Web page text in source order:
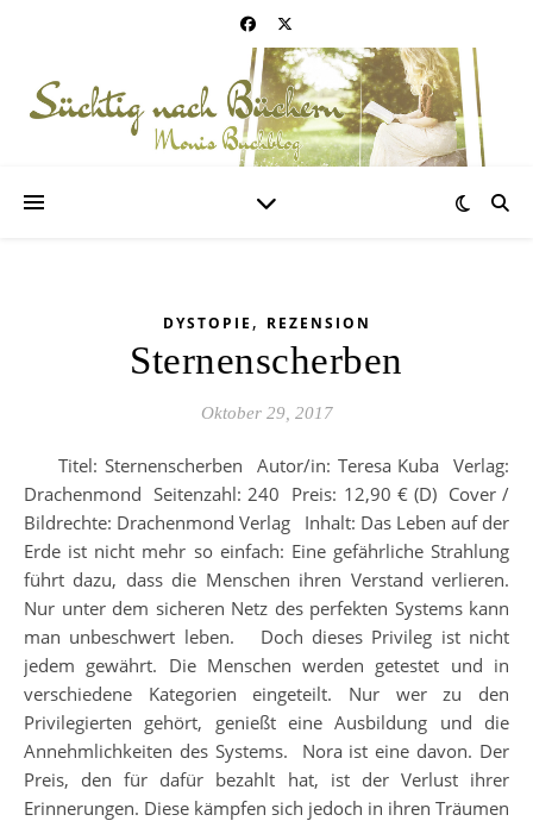
DYSTOPIE , REZENSION
Sternenscherben
Oktober 29, 2017
Titel: Sternenscherben Autor/in: Teresa Kuba Verlag:
Drachenmond Seitenzahl: 240 Preis: 12,90 € (D) Cover /
Bildrechte: Drachenmond Verlag Inhalt: Das Leben auf der
Erde ist nicht mehr so einfach: Eine gefährliche Strahlung
führt dazu, dass die Menschen ihren Verstand verlieren.
Nur unter dem sicheren Netz des perfekten Systems kann
man unbeschwert leben. Doch dieses Privileg ist nicht
jedem gewährt. Die Menschen werden getestet und in
verschiedene Kategorien eingeteilt. Nur wer zu den
Privilegierten gehört, genießt eine Ausbildung und die
Annehmlichkeiten des Systems. Nora ist eine davon. Der
Preis, den für dafür bezahlt hat, ist der Verlust ihrer
Erinnerungen. Diese kämpfen sich jedoch in ihren Träumen